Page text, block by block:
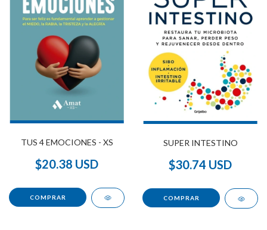
TUS 4 EMOCIONES - XS
$20.38 USD
SUPER INTESTINO
$30.74 USD